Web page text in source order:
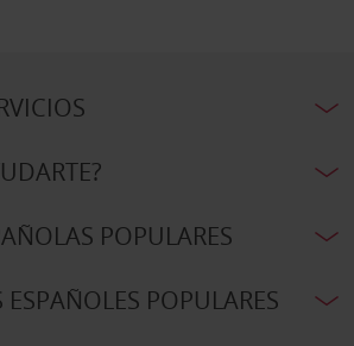
POPULARES
POPULARES